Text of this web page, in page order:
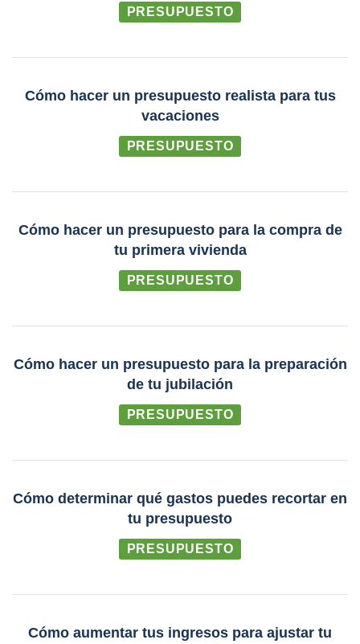
PRESUPUESTO
Cómo hacer un presupuesto realista para tus
vacaciones
PRESUPUESTO
Cómo hacer un presupuesto para la compra de
tu primera vivienda
PRESUPUESTO
Cómo hacer un presupuesto para la preparación
de tu jubilación
PRESUPUESTO
Cómo determinar qué gastos puedes recortar en
tu presupuesto
PRESUPUESTO
Cómo aumentar tus ingresos para ajustar tu